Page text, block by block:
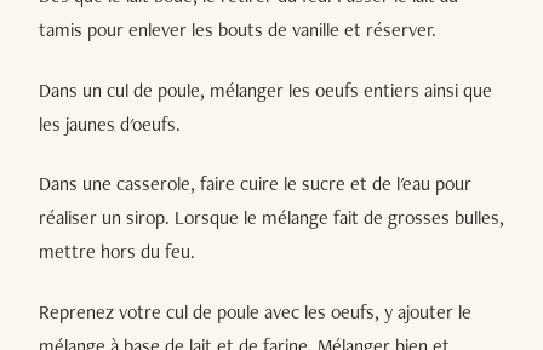
tamis pour enlever les bouts de vanille et réserver.
Dans un cul de poule, mélanger les oeufs entiers ainsi que
les jaunes d'oeufs.
Dans une casserole, faire cuire le sucre et de l'eau pour
réaliser un sirop. Lorsque le mélange fait de grosses bulles,
mettre hors du feu.
Reprenez votre cul de poule avec les oeufs, y ajouter le